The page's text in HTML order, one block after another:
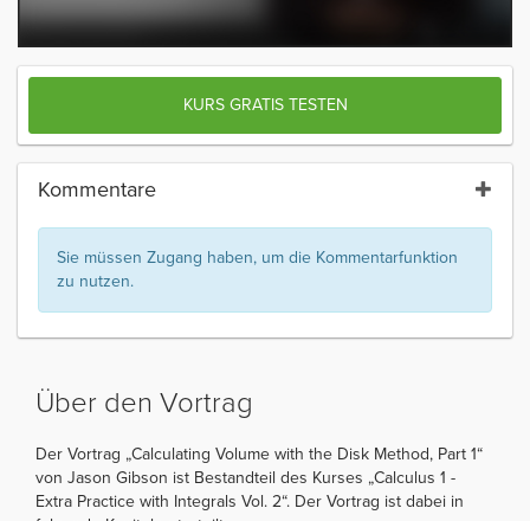
KURS GRATIS TESTEN
Kommentare
Sie müssen Zugang haben, um die Kommentarfunktion
zu nutzen.
Über den Vortrag
Der Vortrag „Calculating Volume with the Disk Method, Part 1“
von Jason Gibson ist Bestandteil des Kurses „Calculus 1 -
Extra Practice with Integrals Vol. 2“. Der Vortrag ist dabei in